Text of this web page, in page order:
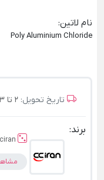
نام لاتین:
Poly Aluminium Chloride
تاریخ تحویل: 2 تا 3 روز کاری
برند: